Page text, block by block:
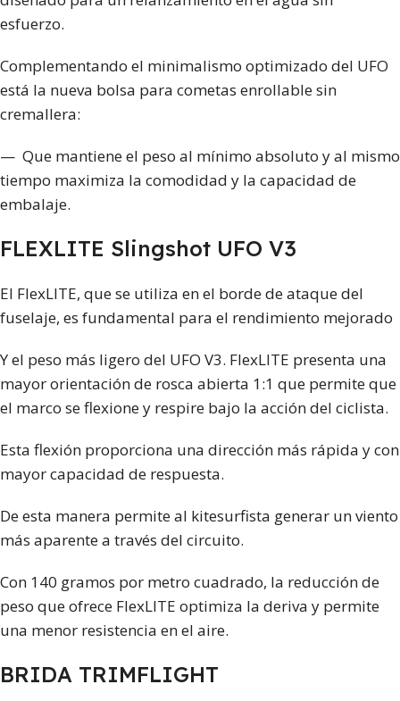
esfuerzo.
Complementando el minimalismo optimizado del UFO
está la nueva bolsa para cometas enrollable sin
cremallera:
— Que mantiene el peso al mínimo absoluto y al mismo
tiempo maximiza la comodidad y la capacidad de
embalaje.
FLEXLITE Slingshot UFO V3
El FlexLITE, que se utiliza en el borde de ataque del
fuselaje, es fundamental para el rendimiento mejorado
Y el peso más ligero del UFO V3. FlexLITE presenta una
mayor orientación de rosca abierta 1:1 que permite que
el marco se flexione y respire bajo la acción del ciclista.
Esta flexión proporciona una dirección más rápida y con
mayor capacidad de respuesta.
De esta manera permite al kitesurfista generar un viento
más aparente a través del circuito.
Con 140 gramos por metro cuadrado, la reducción de
peso que ofrece FlexLITE optimiza la deriva y permite
una menor resistencia en el aire.
BRIDA TRIMFLIGHT